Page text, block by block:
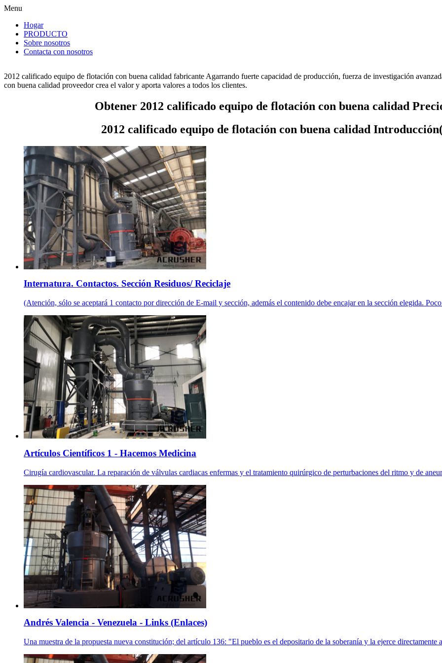
Menu
Hogar
PRODUCTO
Sobre nosotros
Contacta con nosotros
2012 calificado equipo de flotación con buena calidad fabricante Agarrando fuerte capacidad de producción, fuerza de investigación
con buena calidad proveedor crea el valor y aporta valores a todos los clientes.
Obtener 2012 calificado equipo de flotación con buena calidad
2012 calificado equipo de flotación con buena calidad
Internatura. Contactos. Sección Residuos/ Reciclaje
(Atención, sólo se aceptará 1 contacto por dirección de E-mail y sección, además el contenido debe encajar en la sección elegida.
Artículos Científicos 1 - Hacemos Medicina
Cirugía cardiovascular. La reparación de válvulas cardiacas enfermas y el tratamiento quirúrgico de perturbaciones del ritmo y de
Andrés Valencia - Venezuela - Links (Enlaces)
Una muestra de la propuesta nueva constitución; del artículo 136: "El pueblo es el depositario de la soberanía y la ejerce directamente